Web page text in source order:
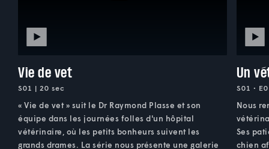
Vie de vet
S01 | 20 sec
« Vie de vet » suit le Dr Raymond Plasse et son
équipe dans les journées folles d'un hôpital
vétérinaire, où les petits bonheurs suivent les
grands drames. La série nous présente une galerie
Un
S01 •
Nous
Ses
chien